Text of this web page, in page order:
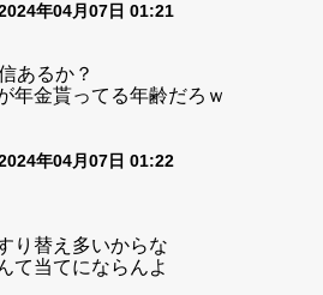
年04月07日 01:21
あるか？
年金貰ってる年齢だろｗ
年04月07日 01:22
り替え多いからな
て当てにならんよ